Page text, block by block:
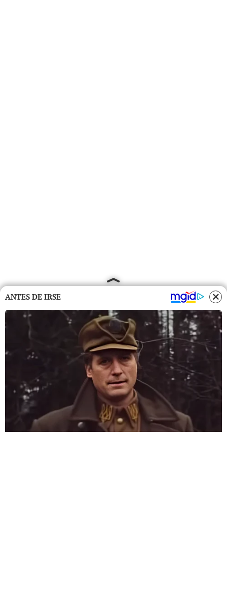
ANTES DE IRSE